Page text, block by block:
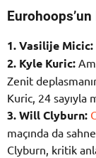
1. Vasilije Micic:
2. Kyle Kuric:
Zenit
Kuric, 24 sayıyla
3. Will Clyburn:
maçında da
Clyburn, kritik